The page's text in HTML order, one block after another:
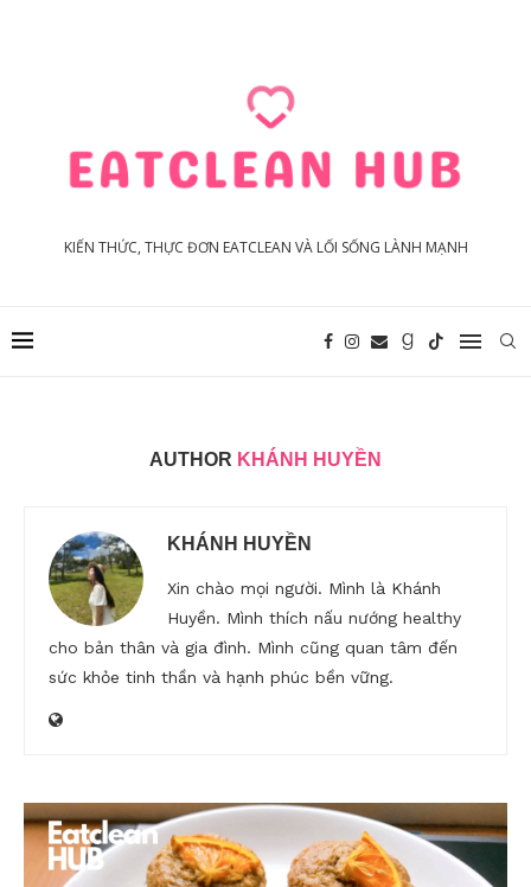
KIẾN THỨC, THỰC ĐƠN EATCLEAN VÀ LỐI SỐNG LÀNH MẠNH
AUTHOR KHÁNH HUYỀN
KHÁNH HUYỀN
Xin chào mọi người. Mình là Khánh
Huyền. Mình thích nấu nướng healthy
cho bản thân và gia đình. Mình cũng quan tâm đến
sức khỏe tinh thần và hạnh phúc bền vững.